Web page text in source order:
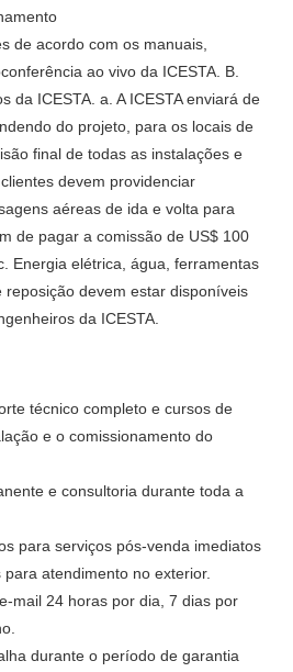
de acordo com os manuais,
ao vivo da ICESTA. B.
da ICESTA. a. A ICESTA enviará de
do projeto, para os locais de
final de todas as instalações e
devem providenciar
aéreas de ida e volta para
de pagar a comissão de US$ 100
Energia elétrica, água, ferramentas
reposição devem estar disponíveis
da ICESTA.
técnico completo e cursos de
e o comissionamento do
e consultoria durante toda a
para serviços pós-venda imediatos
atendimento no exterior.
mail 24 horas por dia, 7 dias por
durante o período de garantia